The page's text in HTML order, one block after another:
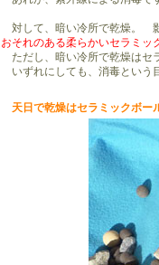
対して、暗い冷所で乾燥。
おそれのある柔らかいセラミッ
ただし、暗い冷所で乾燥はセ
いずれにしても、消毒という
天日で乾燥はセラミックボー